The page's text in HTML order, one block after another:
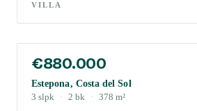
VILLA
€880.000
Estepona, Costa del Sol
3 slpk · 2 bk · 378 m²